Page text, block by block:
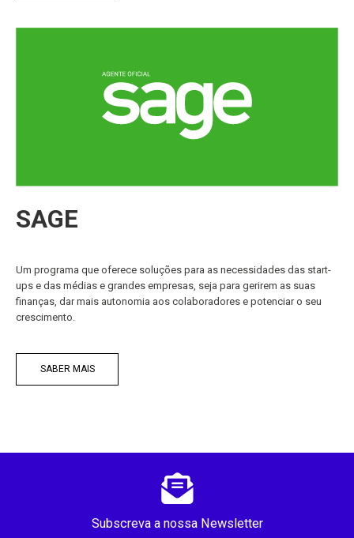
SAGE
Um programa que oferece soluções para as necessidades das start-
ups e das médias e grandes empresas, seja para gerirem as suas
finanças, dar mais autonomia aos colaboradores e potenciar o seu
crescimento.
SABER MAIS
Subscreva a nossa Newsletter